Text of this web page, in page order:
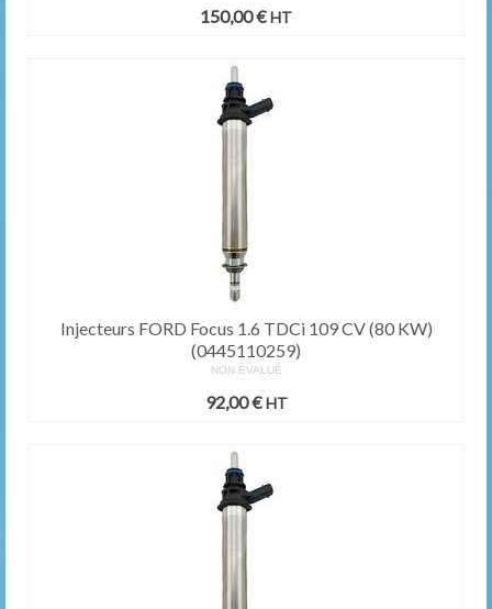
150,00€ HT
Injecteurs FORD Focus 1.6 TDCi 109 CV (80 KW)
(0445110259)
NON ÉVALUÉ
92,00€ HT